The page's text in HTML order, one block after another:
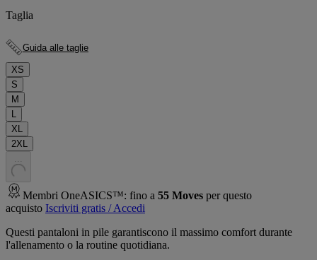
Taglia
Guida alle taglie
XS
S
M
L
XL
2XL
. . .
Membri OneASICS™: fino a 55 Moves per questo
acquisto Iscriviti gratis / Accedi
Questi pantaloni in pile garantiscono il massimo comfort durante
l'allenamento o la routine quotidiana.